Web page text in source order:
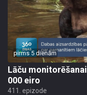
pirms 5 dienām
Lāču
000 eiro
411. epizode